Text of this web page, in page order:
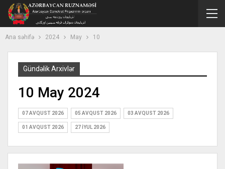
Ana səhifə 2024 May 10
Gündəlik Arxivlər
10 May 2024
07 AVQUST 2026 05 AVQUST 2026 03 AVQUST 2026
01 AVQUST 2026 27 İYUL 2026